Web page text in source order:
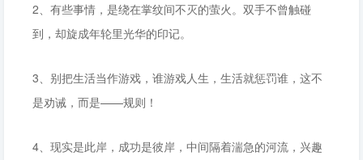
2、有些事情，是绕在掌纹间不灭的萤火。双手不曾触碰
到，却旋成年轮里光华的印记。
3、别把生活当作游戏，谁游戏人生，生活就惩罚谁，这不
是劝诫，而是——规则！
4、现实是此岸，成功是彼岸，中间隔着湍急的河流，兴趣